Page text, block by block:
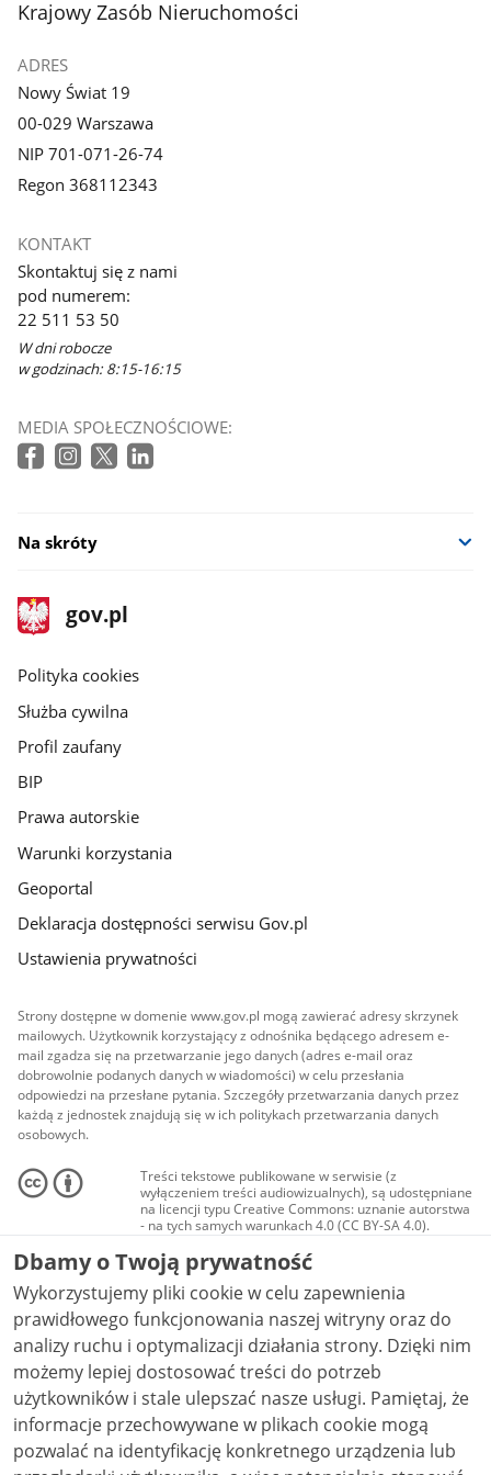
galerii.
stopka
Krajowy Zasób Nieruchomości
ADRES
Nowy Świat 19
00-029 Warszawa
NIP 701-071-26-74
Regon 368112343
KONTAKT
Skontaktuj się z nami
pod numerem:
22 511 53 50
W dni robocze
w godzinach: 8:15-16:15
MEDIA SPOŁECZNOŚCIOWE:
Na skróty
stopka
gov.pl
Strona
gov.pl
gov.pl
Polityka cookies
Służba cywilna
Profil zaufany
BIP
Prawa autorskie
Warunki korzystania
Geoportal
Deklaracja dostępności serwisu Gov.pl
Ustawienia prywatności
Strony dostępne w domenie www.gov.pl mogą zawierać adresy skrzynek
mailowych. Użytkownik korzystający z odnośnika będącego adresem e-
mail zgadza się na przetwarzanie jego danych (adres e-mail oraz
dobrowolnie podanych danych w wiadomości) w celu przesłania
odpowiedzi na przesłane pytania. Szczegóły przetwarzania danych przez
każdą z jednostek znajdują się w ich politykach przetwarzania danych
osobowych.
Treści tekstowe publikowane w serwisie (z
wyłączeniem treści audiowizualnych), są udostępniane
na licencji typu Creative Commons: uznanie autorstwa
- na tych samych warunkach 4.0 (CC BY-SA 4.0).
Materiały audiowizualne, w tym zdjęcia, materiały
audio i wideo, są udostępniane na licencji typu
Creative Commons: uznanie autorstwa użycie
niekomercyjne - bez utworów zależnych 4.0 (CC BY-
NC-ND 4.0), o ile nie jest to stwierdzone inaczej.
Dbamy o Twoją prywatność
Wykorzystujemy pliki cookie w celu zapewnienia
prawidłowego funkcjonowania naszej witryny oraz do
analizy ruchu i optymalizacji działania strony. Dzięki nim
możemy lepiej dostosować treści do potrzeb
użytkowników i stale ulepszać nasze usługi. Pamiętaj, że
informacje przechowywane w plikach cookie mogą
pozwalać na identyfikację konkretnego urządzenia lub